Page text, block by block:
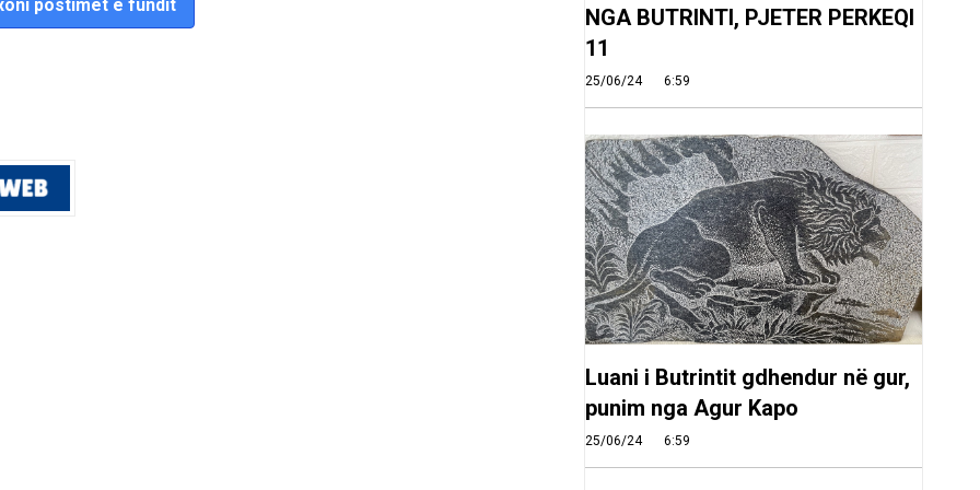
postimet e fundit
NGA BUTRINTI, PJETER PERKEQI
11
25/06/24 6:59
Luani i Butrintit gdhendur në gur,
punim nga Agur Kapo
25/06/24 6:59